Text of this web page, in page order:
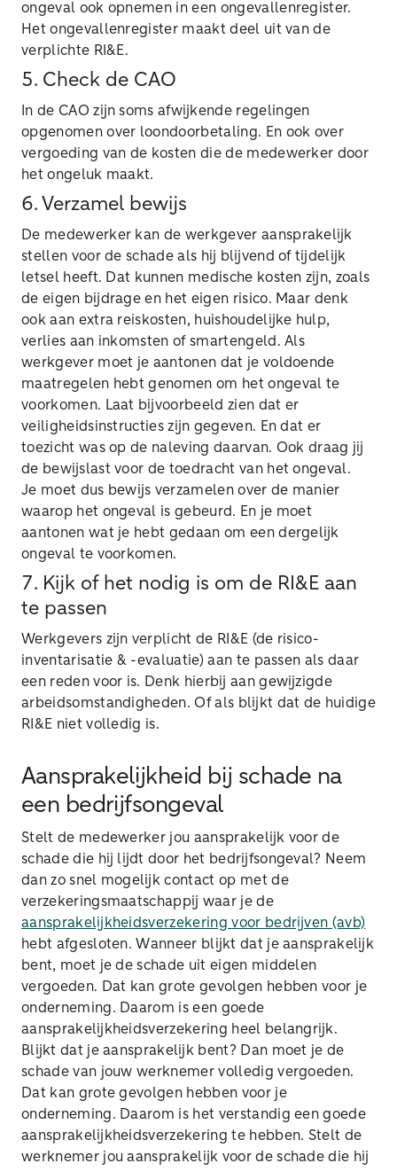
ongeval ook opnemen in een ongevallenregister.
Het ongevallenregister maakt deel uit van de
verplichte RI&E.
5. Check de CAO
In de CAO zijn soms afwijkende regelingen
opgenomen over loondoorbetaling. En ook over
vergoeding van de kosten die de medewerker door
het ongeluk maakt.
6. Verzamel bewijs
De medewerker kan de werkgever aansprakelijk
stellen voor de schade als hij blijvend of tijdelijk
letsel heeft. Dat kunnen medische kosten zijn, zoals
de eigen bijdrage en het eigen risico. Maar denk
ook aan extra reiskosten, huishoudelijke hulp,
verlies aan inkomsten of smartengeld. Als
werkgever moet je aantonen dat je voldoende
maatregelen hebt genomen om het ongeval te
voorkomen. Laat bijvoorbeeld zien dat er
veiligheidsinstructies zijn gegeven. En dat er
toezicht was op de naleving daarvan. Ook draag jij
de bewijslast voor de toedracht van het ongeval.
Je moet dus bewijs verzamelen over de manier
waarop het ongeval is gebeurd. En je moet
aantonen wat je hebt gedaan om een dergelijk
ongeval te voorkomen.
7. Kijk of het nodig is om de RI&E aan
te passen
Werkgevers zijn verplicht de RI&E (de risico-
inventarisatie & -evaluatie) aan te passen als daar
een reden voor is. Denk hierbij aan gewijzigde
arbeidsomstandigheden. Of als blijkt dat de huidige
RI&E niet volledig is.
Aansprakelijkheid bij schade na
een bedrijfsongeval
Stelt de medewerker jou aansprakelijk voor de
schade die hij lijdt door het bedrijfsongeval? Neem
dan zo snel mogelijk contact op met de
verzekeringsmaatschappij waar je de
aansprakelijkheidsverzekering voor bedrijven (avb)
hebt afgesloten. Wanneer blijkt dat je aansprakelijk
bent, moet je de schade uit eigen middelen
vergoeden. Dat kan grote gevolgen hebben voor je
onderneming. Daarom is een goede
aansprakelijkheidsverzekering heel belangrijk.
Blijkt dat je aansprakelijk bent? Dan moet je de
schade van jouw werknemer volledig vergoeden.
Dat kan grote gevolgen hebben voor je
onderneming. Daarom is het verstandig een goede
aansprakelijkheidsverzekering te hebben. Stelt de
werknemer jou aansprakelijk voor de schade die hij